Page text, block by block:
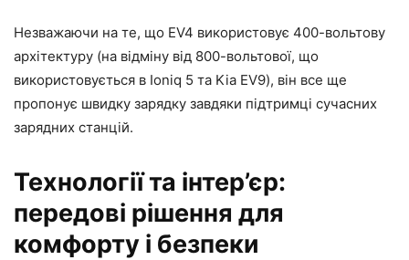
Незважаючи на те, що EV4 використовує 400-вольтову
архітектуру (на відміну від 800-вольтової, що
використовується в Ioniq 5 та Kia EV9), він все ще
пропонує швидку зарядку завдяки підтримці сучасних
зарядних станцій.
Технології та інтер’єр:
передові рішення для
комфорту і безпеки